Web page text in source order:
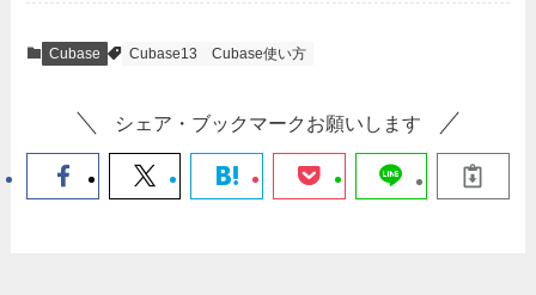
Cubase Cubase13 Cubase使い方
シェア・ブックマークお願いします